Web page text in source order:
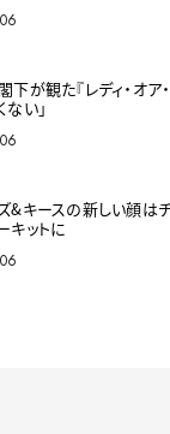
下が観た『レディ・オア
ない」
&キースの新しい顔はチ
キットに